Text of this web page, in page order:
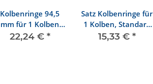
Kolbenringe 94,5
mm für 1 Kolben
1,9l - 2,0l Übermaß
22,24 € *
Satz Kolbenringe für
1 Kolben, Standard
76,50 mm
15,33 € *